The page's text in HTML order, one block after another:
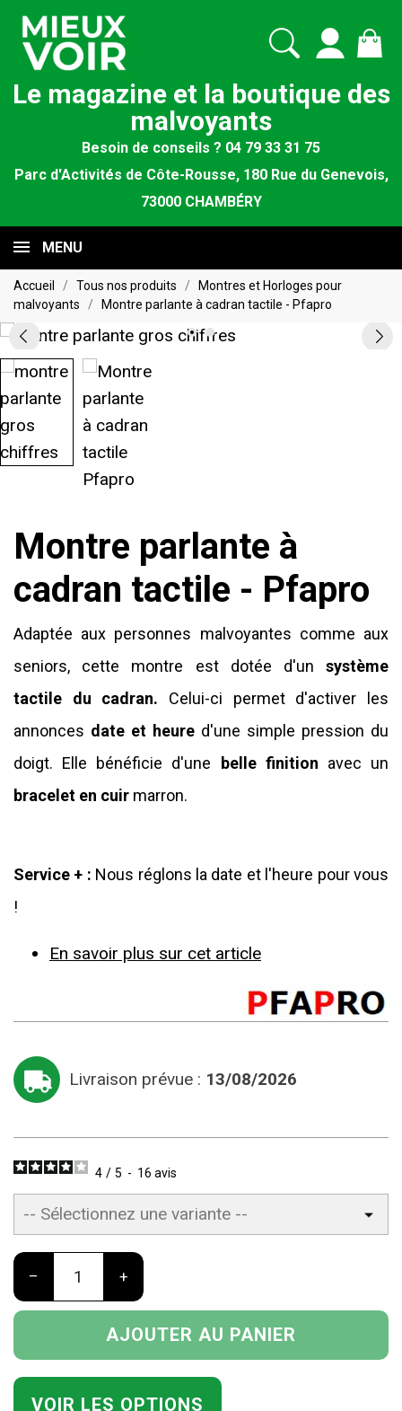
Le magazine et la boutique des
malvoyants
Besoin de conseils ? 04 79 33 31 75
Parc d'Activités de Côte-Rousse, 180 Rue du Genevois,
73000 CHAMBÉRY
MENU
Accueil Tous nos produits
Montres et Horloges pour
malvoyants
Montre parlante à cadran tactile - Pfapro
Montre parlante à
cadran tactile - Pfapro
Adaptée aux personnes malvoyantes comme aux
seniors, cette montre est dotée d'un système
tactile du cadran. Celui-ci permet d'activer les
annonces date et heure d'une simple pression du
doigt. Elle bénéficie d'une
belle finition avec un
bracelet en cuir marron.
Service + : Nous réglons la date et l'heure pour vous
!
En savoir plus sur cet article
Livraison prévue : 13/08/2026
4 / 5 - 16 avis
– +
AJOUTER AU PANIER
VOIR LES OPTIONS